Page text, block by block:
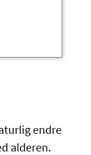
endre
alderen.